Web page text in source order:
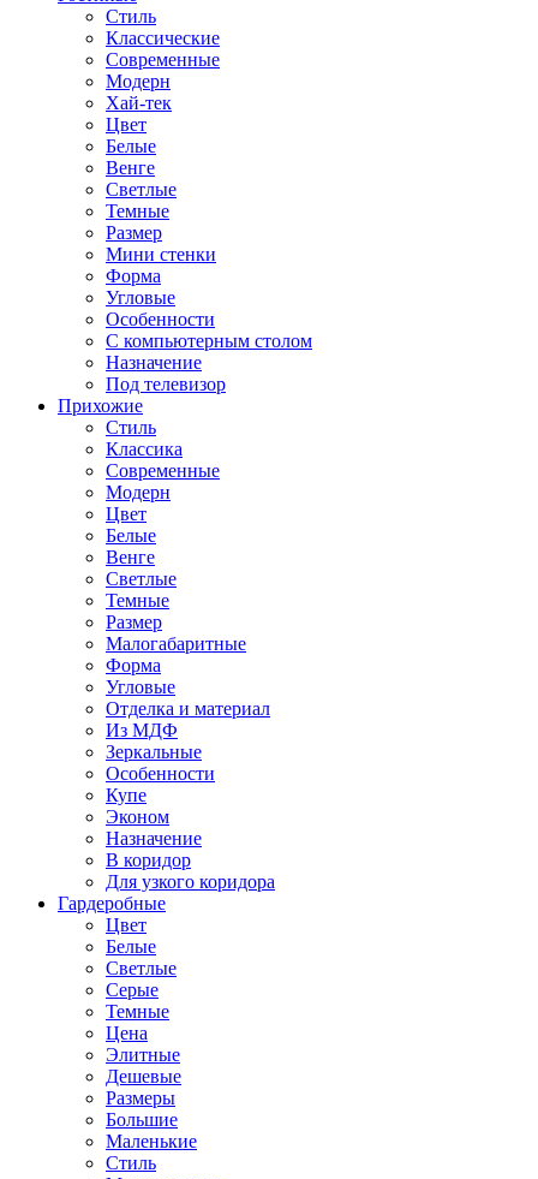
Стиль
Классические
Современные
Модерн
Хай-тек
Цвет
Белые
Венге
Светлые
Темные
Размер
Мини стенки
Форма
Угловые
Особенности
С компьютерным столом
Назначение
Под телевизор
Прихожие
Стиль
Классика
Современные
Модерн
Цвет
Белые
Венге
Светлые
Темные
Размер
Малогабаритные
Форма
Угловые
Отделка и материал
Из МДФ
Зеркальные
Особенности
Купе
Эконом
Назначение
В коридор
Для узкого коридора
Гардеробные
Цвет
Белые
Светлые
Серые
Темные
Цена
Элитные
Дешевые
Размеры
Большие
Маленькие
Стиль